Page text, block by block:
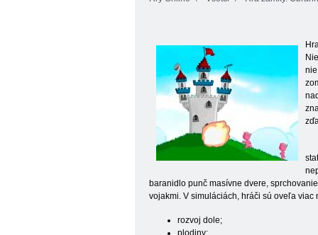
baranidlo punč masívne dvere,
vojakmi. V simuláciách, hráči sú oveľa
rozvoj dole;
plodiny;